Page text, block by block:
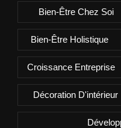
Bien-Être Chez Soi
Bien-Être Holistique
Croissance Entreprise
Décoration D'intérieur